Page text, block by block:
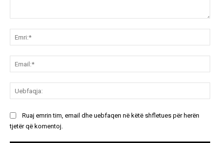
Ruaj emrin tim, email dhe uebfaqen në këtë shfletues për herën
tjetër që komentoj.